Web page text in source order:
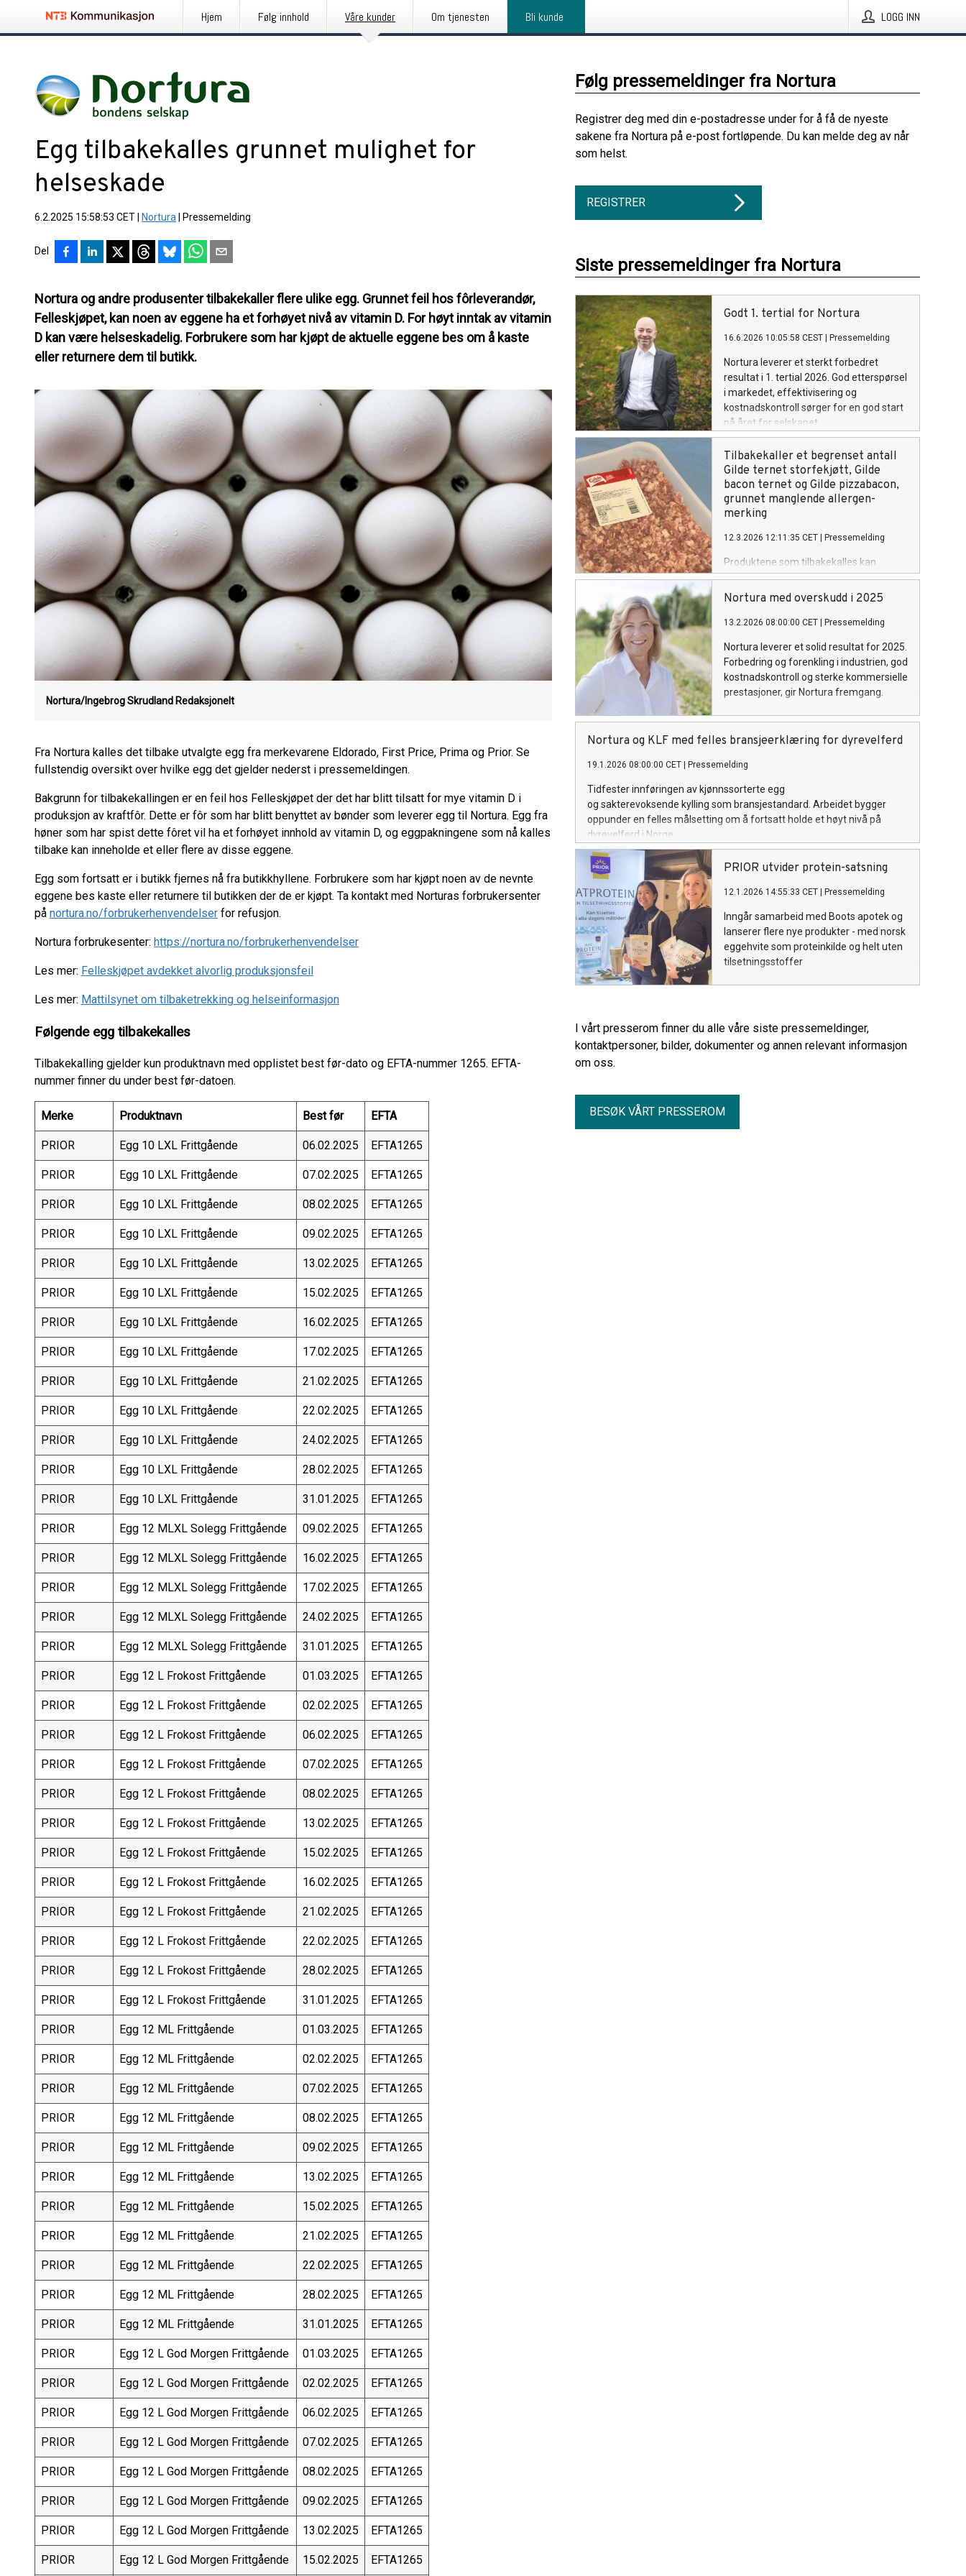
Hjem Følg innhold Våre kunder Om tjenesten Bli kunde LOGG INN
Egg tilbakekalles grunnet mulighet for
helseskade
6.2.2025 15:58:53 CET Nortura Pressemelding
Del
Nortura og andre produsenter tilbakekaller flere ulike egg. Grunnet feil hos fôrleverandør,
Felleskjøpet, kan noen av eggene ha et forhøyet nivå av vitamin D. For høyt inntak av vitamin
D kan være helseskadelig. Forbrukere som har kjøpt de aktuelle eggene bes om å kaste
eller returnere dem til butikk.
Nortura/Ingebrog Skrudland Redaksjonelt
Fra Nortura kalles det tilbake utvalgte egg fra merkevarene Eldorado, First Price, Prima og Prior. Se
fullstendig oversikt over hvilke egg det gjelder nederst i pressemeldingen.
Bakgrunn for tilbakekallingen er en feil hos Felleskjøpet der det har blitt tilsatt for mye vitamin D i
produksjon av kraftfôr. Dette er fôr som har blitt benyttet av bønder som leverer egg til Nortura. Egg fra
høner som har spist dette fôret vil ha et forhøyet innhold av vitamin D, og eggpakningene som nå kalles
tilbake kan inneholde et eller flere av disse eggene.
Egg som fortsatt er i butikk fjernes nå fra butikkhyllene. Forbrukere som har kjøpt noen av de nevnte
eggene bes kaste eller returnere til butikken der de er kjøpt. Ta kontakt med Norturas forbrukersenter
på nortura.no/forbrukerhenvendelser for refusjon.
Nortura forbrukesenter: https://nortura.no/forbrukerhenvendelser
Les mer: Felleskjøpet avdekket alvorlig produksjonsfeil
Les mer: Mattilsynet om tilbaketrekking og helseinformasjon
Følgende egg tilbakekalles
Tilbakekalling gjelder kun produktnavn med opplistet best før-dato og EFTA-nummer 1265. EFTA-
nummer finner du under best før-datoen.
Merke Produktnavn Best før EFTA
PRIOR Egg 10 LXL Frittgående 06.02.2025 EFTA1265
PRIOR Egg 10 LXL Frittgående 07.02.2025 EFTA1265
PRIOR Egg 10 LXL Frittgående 08.02.2025 EFTA1265
PRIOR Egg 10 LXL Frittgående 09.02.2025 EFTA1265
PRIOR Egg 10 LXL Frittgående 13.02.2025 EFTA1265
PRIOR Egg 10 LXL Frittgående 15.02.2025 EFTA1265
PRIOR Egg 10 LXL Frittgående 16.02.2025 EFTA1265
PRIOR Egg 10 LXL Frittgående 17.02.2025 EFTA1265
PRIOR Egg 10 LXL Frittgående 21.02.2025 EFTA1265
PRIOR Egg 10 LXL Frittgående 22.02.2025 EFTA1265
PRIOR Egg 10 LXL Frittgående 24.02.2025 EFTA1265
PRIOR Egg 10 LXL Frittgående 28.02.2025 EFTA1265
PRIOR Egg 10 LXL Frittgående 31.01.2025 EFTA1265
PRIOR Egg 12 MLXL Solegg Frittgående 09.02.2025 EFTA1265
PRIOR Egg 12 MLXL Solegg Frittgående 16.02.2025 EFTA1265
PRIOR Egg 12 MLXL Solegg Frittgående 17.02.2025 EFTA1265
PRIOR Egg 12 MLXL Solegg Frittgående 24.02.2025 EFTA1265
PRIOR Egg 12 MLXL Solegg Frittgående 31.01.2025 EFTA1265
PRIOR Egg 12 L Frokost Frittgående 01.03.2025 EFTA1265
PRIOR Egg 12 L Frokost Frittgående 02.02.2025 EFTA1265
PRIOR Egg 12 L Frokost Frittgående 06.02.2025 EFTA1265
PRIOR Egg 12 L Frokost Frittgående 07.02.2025 EFTA1265
PRIOR Egg 12 L Frokost Frittgående 08.02.2025 EFTA1265
PRIOR Egg 12 L Frokost Frittgående 13.02.2025 EFTA1265
PRIOR Egg 12 L Frokost Frittgående 15.02.2025 EFTA1265
PRIOR Egg 12 L Frokost Frittgående 16.02.2025 EFTA1265
PRIOR Egg 12 L Frokost Frittgående 21.02.2025 EFTA1265
PRIOR Egg 12 L Frokost Frittgående 22.02.2025 EFTA1265
PRIOR Egg 12 L Frokost Frittgående 28.02.2025 EFTA1265
PRIOR Egg 12 L Frokost Frittgående 31.01.2025 EFTA1265
PRIOR Egg 12 ML Frittgående 01.03.2025 EFTA1265
PRIOR Egg 12 ML Frittgående 02.02.2025 EFTA1265
PRIOR Egg 12 ML Frittgående 07.02.2025 EFTA1265
PRIOR Egg 12 ML Frittgående 08.02.2025 EFTA1265
PRIOR Egg 12 ML Frittgående 09.02.2025 EFTA1265
PRIOR Egg 12 ML Frittgående 13.02.2025 EFTA1265
PRIOR Egg 12 ML Frittgående 15.02.2025 EFTA1265
PRIOR Egg 12 ML Frittgående 21.02.2025 EFTA1265
PRIOR Egg 12 ML Frittgående 22.02.2025 EFTA1265
PRIOR Egg 12 ML Frittgående 28.02.2025 EFTA1265
PRIOR Egg 12 ML Frittgående 31.01.2025 EFTA1265
PRIOR Egg 12 L God Morgen Frittgående 01.03.2025 EFTA1265
PRIOR Egg 12 L God Morgen Frittgående 02.02.2025 EFTA1265
PRIOR Egg 12 L God Morgen Frittgående 06.02.2025 EFTA1265
PRIOR Egg 12 L God Morgen Frittgående 07.02.2025 EFTA1265
PRIOR Egg 12 L God Morgen Frittgående 08.02.2025 EFTA1265
PRIOR Egg 12 L God Morgen Frittgående 09.02.2025 EFTA1265
PRIOR Egg 12 L God Morgen Frittgående 13.02.2025 EFTA1265
PRIOR Egg 12 L God Morgen Frittgående 15.02.2025 EFTA1265
Følg pressemeldinger fra Nortura
Registrer deg med din e-postadresse under for å få de nyeste
sakene fra Nortura på e-post fortløpende. Du kan melde deg av når
som helst.
REGISTRER
Siste pressemeldinger fra Nortura
Godt 1. tertial for Nortura
16.6.2026 10:05:58 CEST Pressemelding
Nortura leverer et sterkt forbedret
resultat i 1. tertial 2026. God etterspørsel
i markedet, effektivisering og
kostnadskontroll sørger for en god start
på året for selskapet.
Tilbakekaller et begrenset antall
Gilde ternet storfekjøtt, Gilde
bacon ternet og Gilde pizzabacon,
grunnet manglende allergen-
merking
12.3.2026 12:11:35 CET Pressemelding
Produktene som tilbakekalles kan
inneholde spor av soya, men er ikke
merket med dette. Forbrukere med
produktene.
Nortura med overskudd i 2025
13.2.2026 08:00:00 CET Pressemelding
Nortura leverer et solid resultat for 2025.
Forbedring og forenkling i industrien, god
kostnadskontroll og sterke kommersielle
prestasjoner, gir Nortura fremgang.
Nortura og KLF med felles bransjeerklæring for dyrevelferd
19.1.2026 08:00:00 CET Pressemelding
Tidfester innføringen av kjønnssorterte egg
og sakterevoksende kylling som bransjestandard. Arbeidet bygger
oppunder en felles målsetting om å fortsatt holde et høyt nivå på
dyrevelferd i Norge.
PRIOR utvider protein-satsning
12.1.2026 14:55:33 CET Pressemelding
Inngår samarbeid med Boots apotek og
lanserer flere nye produkter - med norsk
eggehvite som proteinkilde og helt uten
tilsetningsstoffer
I vårt presserom finner du alle våre siste pressemeldinger,
kontaktpersoner, bilder, dokumenter og annen relevant informasjon
om oss.
BESØK VÅRT PRESSEROM